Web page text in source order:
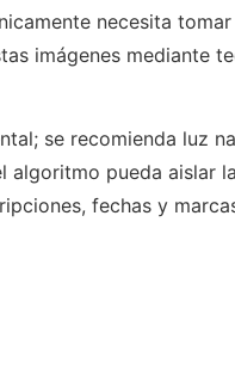
necesita
imágenes mediante
se recomienda luz
algoritmo pueda aislar
fechas y